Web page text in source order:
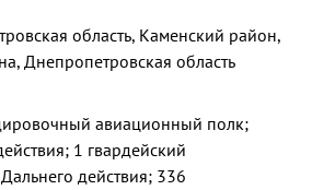
область, Каменский район,
Днепропетровская область
авиационный полк;
1 гвардейский
действия; 336